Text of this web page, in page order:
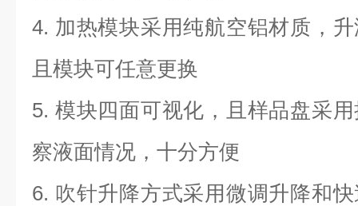
4. 加热模块采用纯航空铝材质，
且模块可任意更换
5. 模块四面可视化，且样品盘采
察液面情况，十分方便
6. 吹针升降方式采用微调升降和